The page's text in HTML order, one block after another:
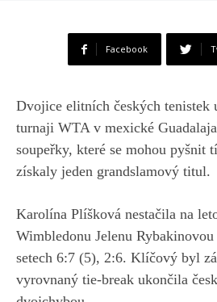
Facebook
Dvojice elitních českých tenistek
turnaji WTA v mexické
soupeřky, které se mohou pyšnit
získaly jeden grandslamový titul.
Karolína Plíšková nestačila na
Wimbledonu Jelenu
setech 6:7 (5), 2:6. Klíčový byl
vyrovnaný tie-break ukončila